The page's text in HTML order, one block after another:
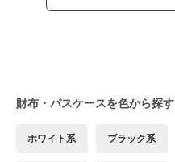
財布・パスケースを色から探す
ホワイト系 ブラック系